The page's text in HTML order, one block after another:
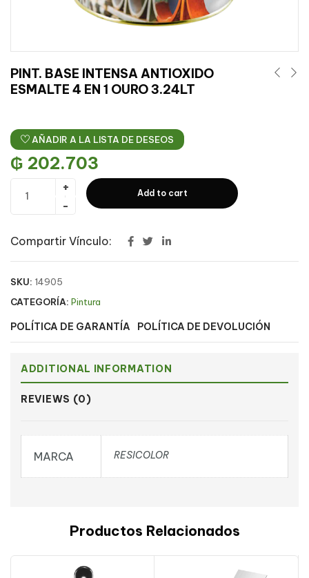
PINT. BASE INTENSA ANTIOXIDO
ESMALTE 4 EN 1 OURO 3.24LT
AÑADIR A LA LISTA DE DESEOS
₲ 202.703
Add to cart
Compartir Vínculo:
SKU: 14905
CATEGORÍA: Pintura
POLÍTICA DE GARANTÍA POLÍTICA DE DEVOLUCIÓN
ADDITIONAL INFORMATION
REVIEWS (0)
MARCA RESICOLOR
Productos Relacionados